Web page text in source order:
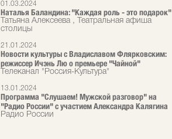
01.03.2024
Наталья Баландина: "Каждая роль - это подарок"
Татьяна Алексеева , Театральная афиша
столицы
21.01.2024
Новости культуры с Владиславом Флярковским:
режиссер Ичэнь Лю о премьере "Чайной"
Телеканал "Россия-Культура"
13.01.2024
Программа "Слушаем! Мужской раз­говор" на
"Радио России" с уч­астием Александра Ка­лягина
Радио России